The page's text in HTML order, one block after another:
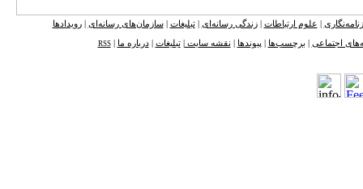
علوم ارتباطات |زندگی رسانه‌ای |تبلیغات سازمان‌های رسانه‌ای |رویدادها
اجتماعی برچسب‌ها پیوندها نقشه ‌سایت تبلیغات |درباره ما |
RSS